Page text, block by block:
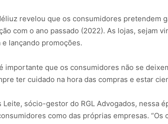
revelou que os consumidores pretendem
com o ano passado (2022). As lojas, sejam
lançando promoções.
importante que os consumidores não se
ter cuidado na hora das compras e estar
Leite, sócio-gestor do RGL Advogados, nessa
como das próprias empresas.